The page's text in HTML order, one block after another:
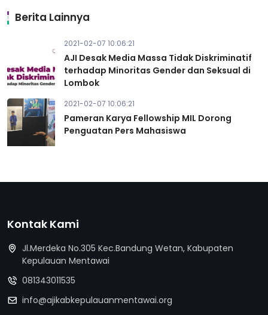
Berita Lainnya
2021-02-07 10:06:21
AJI Desak Media Massa Tidak Diskriminatif
terhadap Minoritas Gender dan Seksual di
Lombok
2021-02-07 10:06:21
Pameran Karya Fellowship MIL Dorong
Penguatan Pers Mahasiswa
Kontak Kami
Jl.Merdeka No.305 Kec.Bandung Wetan, Kabupaten
Kepulauan Mentawai
081343011535
info@ajikabkepulauanmentawai.org